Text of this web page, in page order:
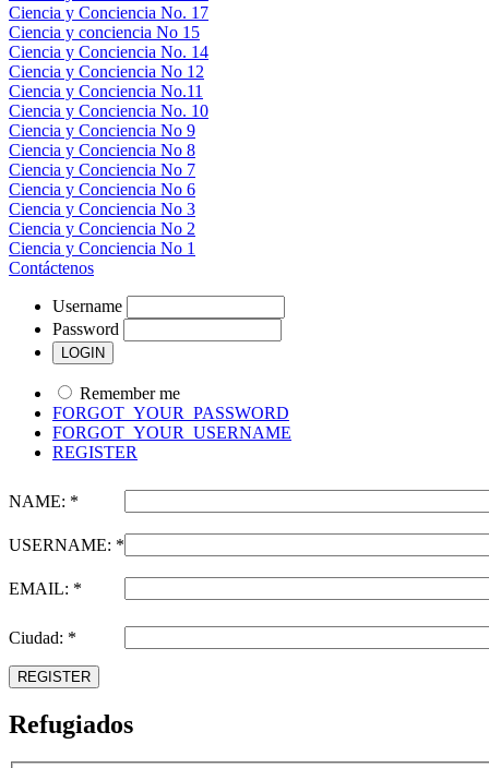
Ciencia y Conciencia No. 17
Ciencia y conciencia No 15
Ciencia y Conciencia No. 14
Ciencia y Conciencia No 12
Ciencia y Conciencia No.11
Ciencia y Conciencia No. 10
Ciencia y Conciencia No 9
Ciencia y Conciencia No 8
Ciencia y Conciencia No 7
Ciencia y Conciencia No 6
Ciencia y Conciencia No 3
Ciencia y Conciencia No 2
Ciencia y Conciencia No 1
Contáctenos
Username
Password
Remember me
FORGOT_YOUR_PASSWORD
FORGOT_YOUR_USERNAME
REGISTER
NAME: *
USERNAME: *
EMAIL: *
Ciudad: *
REGISTER
Refugiados